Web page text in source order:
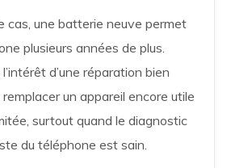
cas, une batterie neuve permet
plusieurs années de plus.
d’une réparation bien
un appareil encore utile
surtout quand le diagnostic
du téléphone est sain.